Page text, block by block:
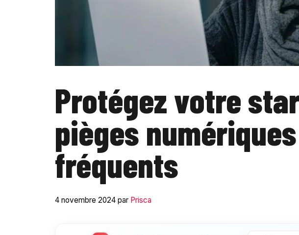
Protégez votre
pièges
fréquents
4 novembre 2024 par Prisca